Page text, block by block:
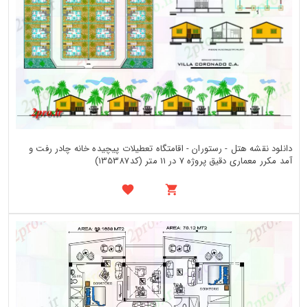
دانلود نقشه هتل - رستوران - اقامتگاه تعطیلات پیچیده خانه چادر رفت و
آمد مکرر معماری دقیق پروژه 7 در 11 متر (کد135387)